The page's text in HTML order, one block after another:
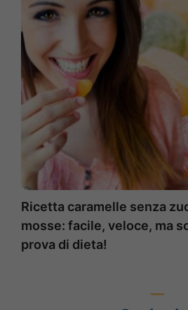
Ricetta caramelle senza
mosse: facile, veloce, ma
prova di dieta!